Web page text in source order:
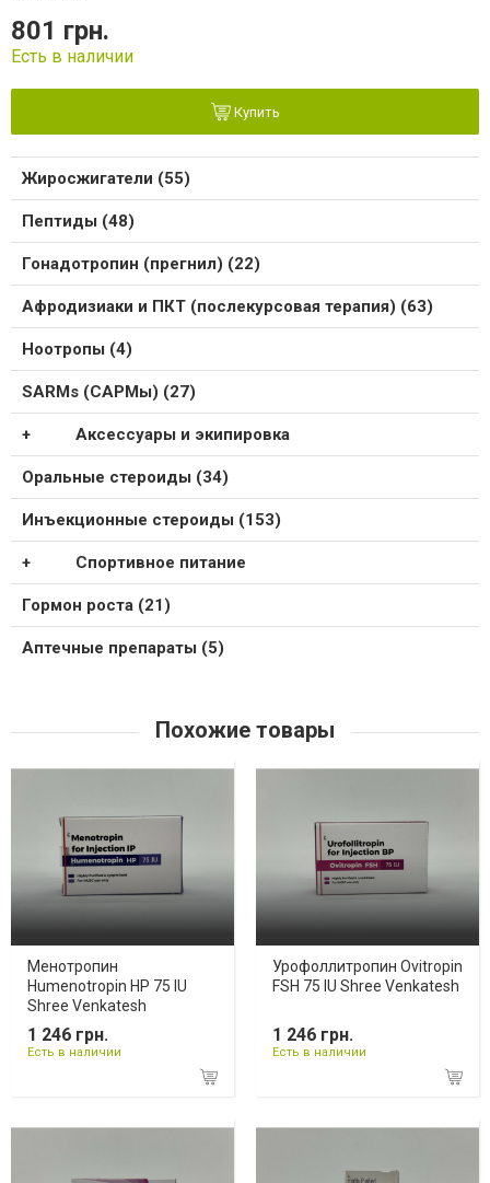
801 грн.
Есть в наличии
Купить
Жиросжигатели (55)
Пептиды (48)
Гонадотропин (прегнил) (22)
Афродизиаки и ПКТ (послекурсовая терапия) (63)
Ноотропы (4)
SARMs (САРМы) (27)
Аксессуары и экипировка
Оральные стероиды (34)
Инъекционные стероиды (153)
Спортивное питание
Гормон роста (21)
Аптечные препараты (5)
Похожие товары
Менотропин
Humenotropin HP 75 IU
Shree Venkatesh
1 246 грн.
Есть в наличии
Урофоллитропин Ovitropin
FSH 75 IU Shree Venkatesh
1 246 грн.
Есть в наличии